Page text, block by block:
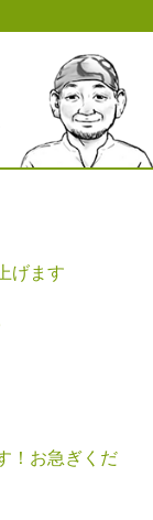
げます
！お急ぎくだ